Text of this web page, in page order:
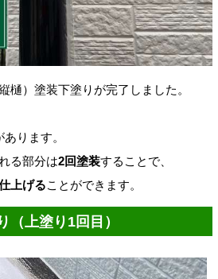
樋）塗装下塗りが完了しました。
ります。
る部分は2回塗装することで、
上げることができます。
（上塗り1回目）